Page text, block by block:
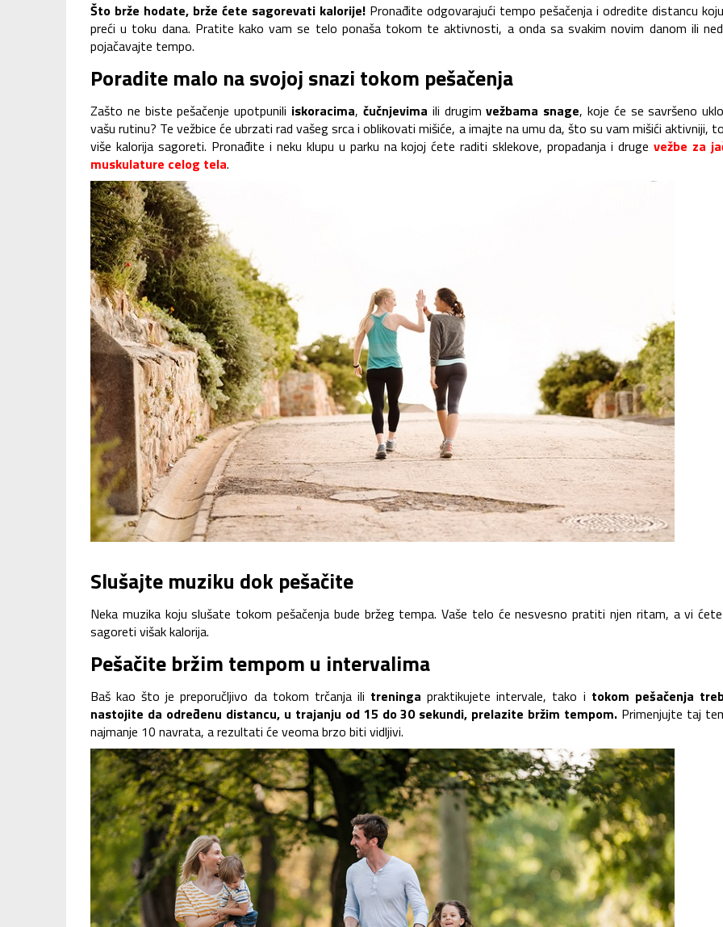
Što brže hodate, brže ćete sagorevati kalorije! Pronađite odgovarajući tempo pešačenja i odredite distancu
preći u toku dana. Pratite kako vam se telo ponaša tokom te aktivnosti, a onda sa svakim novim danom ili
pojačavajte tempo.
Poradite malo na svojoj snazi tokom pešačenja
Zašto ne biste pešačenje upotpunili iskoracima, čučnjevima ili drugimvežbama snage, koje će se savršeno
vašu rutinu? Te vežbice će ubrzati rad vašeg srca i oblikovati mišiće, a imajte na umu da, što su vam mišići aktivniji,
više kalorija sagoreti. Pronađite i neku klupu u parku na kojoj ćete raditi sklekove, propadanja i drugevežbe za
muskulature celog tela.
Slušajte muziku dok pešačite
Neka muzika koju slušate tokom pešačenja bude bržeg tempa. Vaše telo će nesvesno pratiti njen ritam, a vi
sagoreti višak kalorija.
Pešačite bržim tempom u intervalima
Baš kao što je preporučljivo da tokom trčanja ili treninga praktikujete intervale, tako i tokom pešačenja
nastojite da određenu distancu, u trajanju od 15 do 30 sekundi, prelazite bržim tempom. Primenjujte taj
najmanje 10 navrata, a rezultati će veoma brzo biti vidljivi.